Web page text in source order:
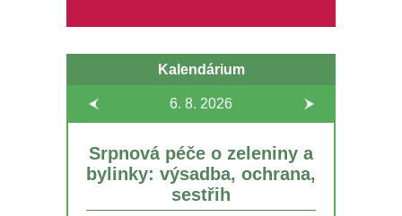
Kalendárium
6. 8. 2026
Srpnová péče o zeleniny a
bylinky: výsadba, ochrana,
sestřih